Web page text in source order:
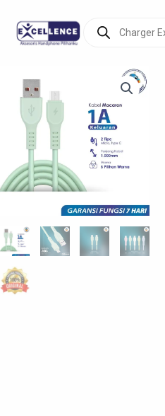
search